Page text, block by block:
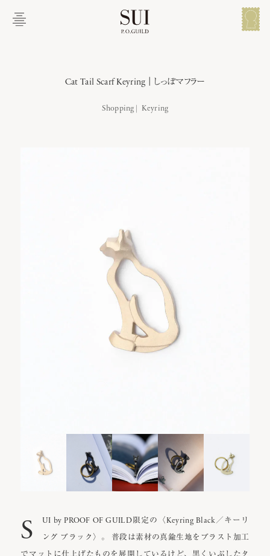
Cat Tail Scarf Keyring｜しっぽマフラー
Shopping Keyring
Cat Tail Scarf Keyring｜しっぽマフラー
S
UI by PROOF OF GUILD限定の〈Keyring Black／キーリ
ング ブラック〉。 普段は素材の真鍮生地をブラスト加工